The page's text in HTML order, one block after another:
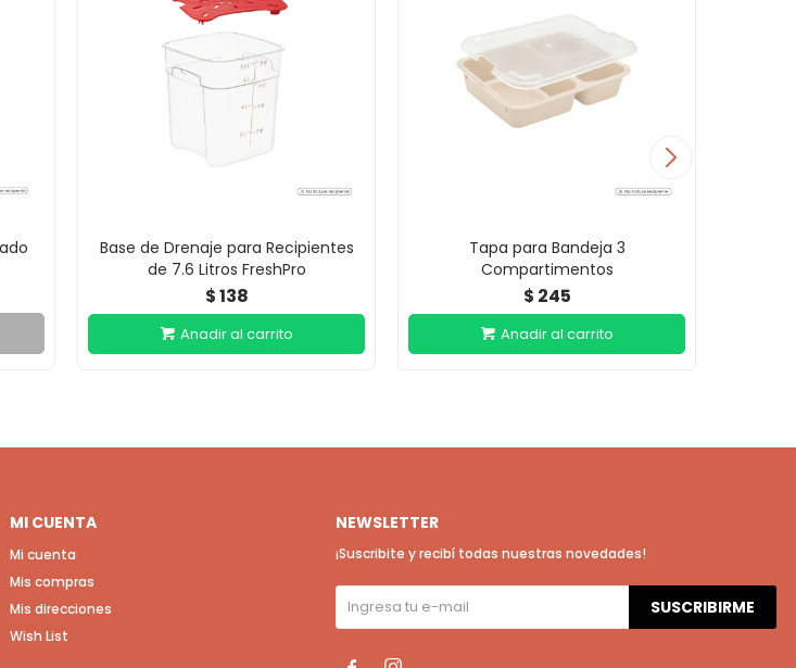
Base de Drenaje para Recipientes
de 7.6 Litros FreshPro
$138
Tapa para Bandeja 3
Compartimentos
$ 245
MI CUENTA
Mi cuenta
Mis compras
Mis direcciones
Wish List
NEWSLETTER
¡Suscribite y recibí todas nuestras novedades!
SUSCRIBIRME